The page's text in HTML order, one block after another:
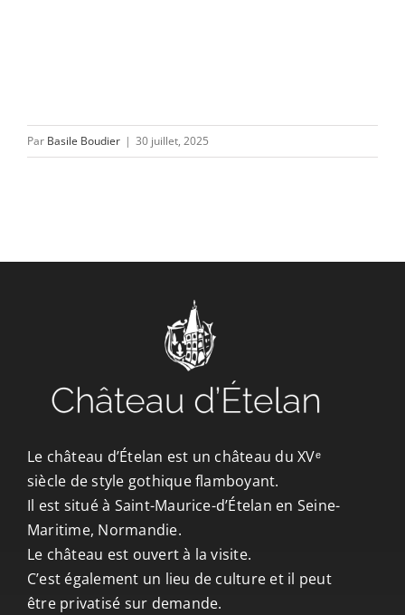
Par Basile Boudier | 30 juillet, 2025
Le château d’Ételan est un château du XVᵉ
siècle de style gothique flamboyant.
Il est situé à Saint-Maurice-d’Ételan en Seine-
Maritime, Normandie.
Le château est ouvert à la visite.
C’est également un lieu de culture et il peut
être privatisé sur demande.